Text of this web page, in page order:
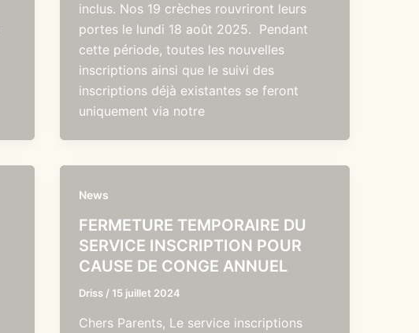
inclus. Nos 19 crèches rouvriront leurs
portes le lundi 18 août 2025. Pendant
cette période, toutes les nouvelles
inscriptions ainsi que le suivi des
inscriptions déjà existantes se feront
uniquement via notre
News
FERMETURE TEMPORAIRE DU
SERVICE INSCRIPTION POUR
CAUSE DE CONGE ANNUEL
Driss / 15 juillet 2024
Chers Parents, Le service inscriptions